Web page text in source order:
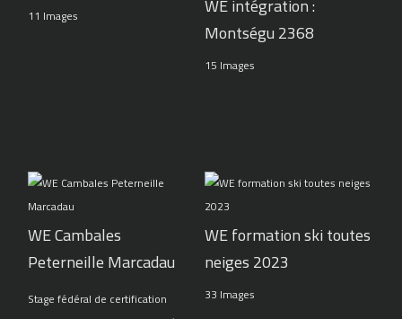
11 Images
Montségu 2368
15 Images
WE Cambales
Peterneille Marcadau
Stage fédéral de certification
WE formation ski toutes
neiges 2023
33 Images